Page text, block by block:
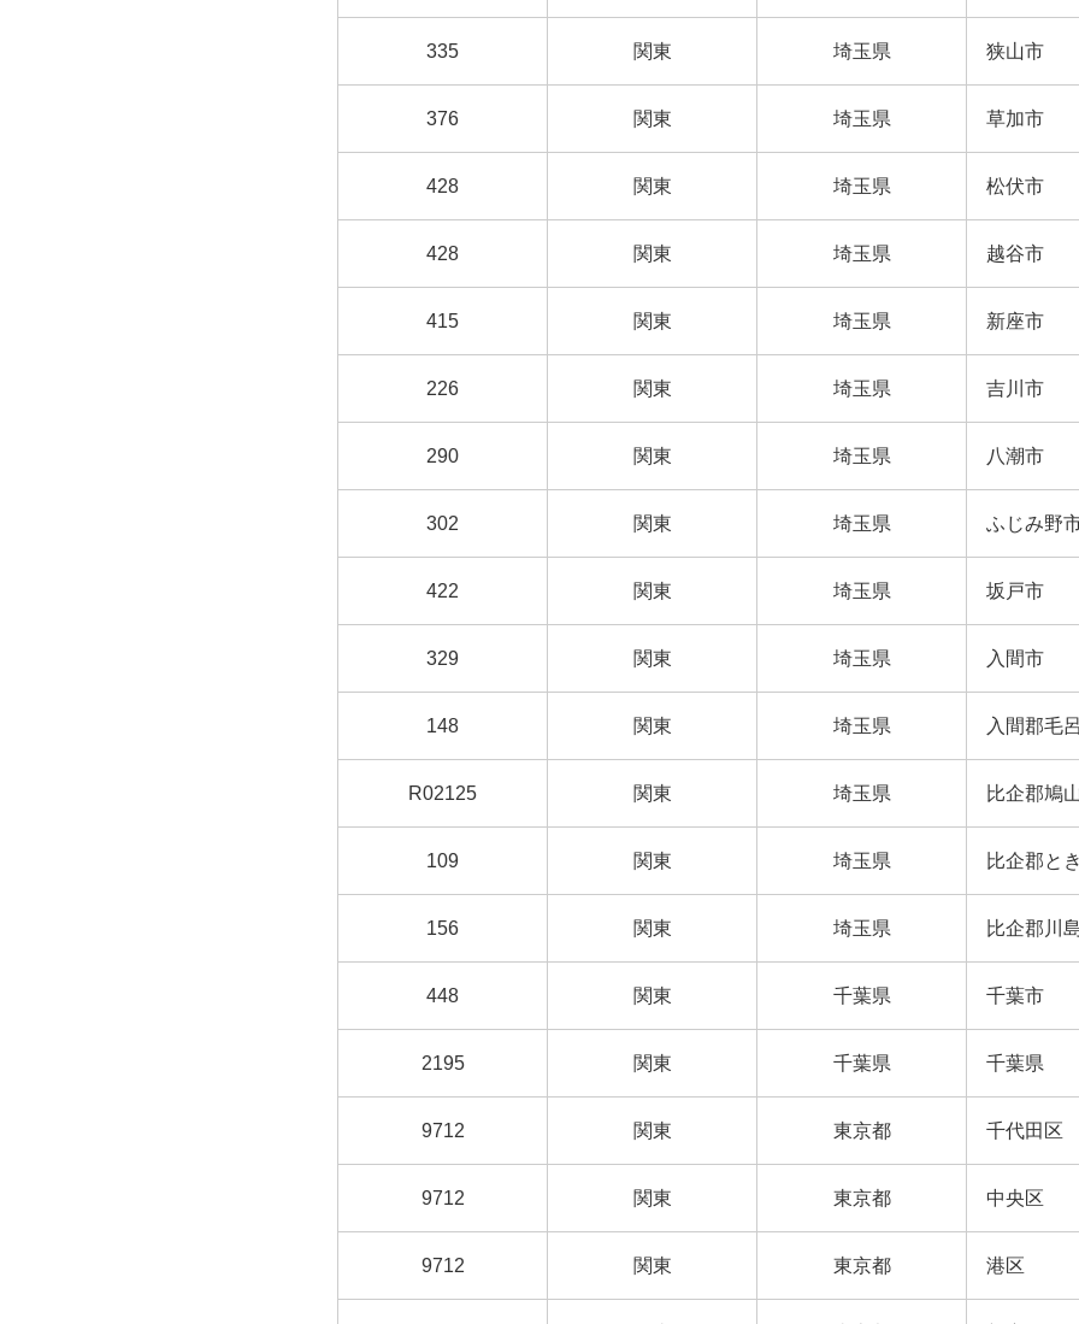
335 関東 埼玉県 狭山市
376 関東 埼玉県 草加市
428 関東 埼玉県 松伏市
428 関東 埼玉県 越谷市
415 関東 埼玉県 新座市
226 関東 埼玉県 吉川市
290 関東 埼玉県 八潮市
302 関東 埼玉県 ふじみ野
422 関東 埼玉県 坂戸市
329 関東 埼玉県 入間市
148 関東 埼玉県 入間郡毛
R02125 関東 埼玉県 比企郡鳩
109 関東 埼玉県 比企郡と
156 関東 埼玉県 比企郡川
448 関東 千葉県 千葉市
2195 関東 千葉県 千葉県
9712 関東 東京都 千代田区
9712 関東 東京都 中央区
9712 関東 東京都 港区